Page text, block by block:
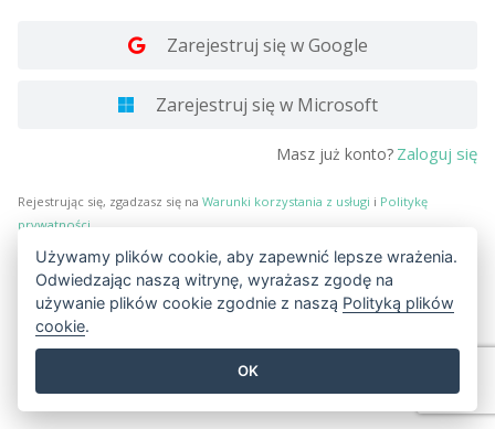
Zarejestruj się w Google
Zarejestruj się w Microsoft
Masz już konto? Zaloguj się
Rejestrując się, zgadzasz się na Warunki korzystania z usługi i Politykę
prywatności
Używamy plików cookie, aby zapewnić lepsze wrażenia.
Odwiedzając naszą witrynę, wyrażasz zgodę na
używanie plików cookie zgodnie z naszą Polityką plików
cookie.
OK